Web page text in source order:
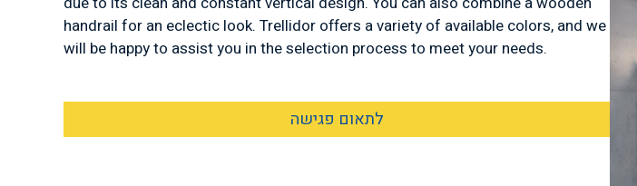
handrail for an eclectic look. Trellidor offers a variety of available colors, and we
will be happy to assist you in the selection process to meet your needs.
לתאום פגישה